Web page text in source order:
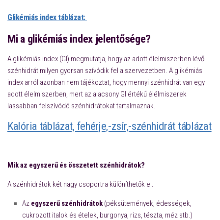
Glikémiás index táblázat:
Mi a glikémiás index jelentősége?
A glikémiás index (GI) megmutatja, hogy az adott élelmiszerben lévő
szénhidrát milyen gyorsan szívódik fel a szervezetben. A glikémiás
index arról azonban nem tájékoztat, hogy mennyi szénhidrát van egy
adott élelmiszerben, mert az alacsony GI értékű élélmiszerek
lassabban felszívódó szénhidrátokat tartalmaznak.
Kalória táblázat, fehérje,-zsír,-szénhidrát táblázat
Mik az egyszerű és összetett szénhidrátok?
A szénhidrátok két nagy csoportra különíthetők el:
Az egyszerű szénhidrátok(péksütemények, édességek,
cukrozott italok és ételek, burgonya, rizs, tészta, méz stb.)